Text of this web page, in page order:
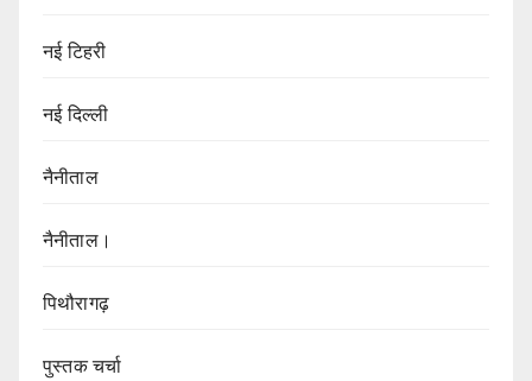
नई टिहरी
नई दिल्ली
नैनीताल
नैनीताल।
पिथौरागढ़
पुस्तक चर्चा